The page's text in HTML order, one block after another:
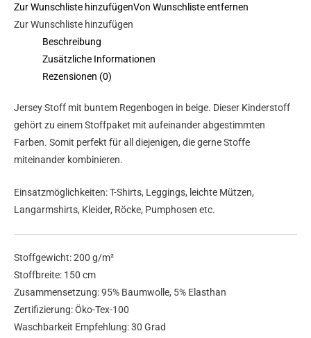
Zur Wunschliste hinzufügenVon Wunschliste entfernen
Zur Wunschliste hinzufügen
Beschreibung
Zusätzliche Informationen
Rezensionen (0)
Jersey Stoff mit buntem Regenbogen in beige. Dieser Kinderstoff
gehört zu einem Stoffpaket mit aufeinander abgestimmten
Farben. Somit perfekt für all diejenigen, die gerne Stoffe
miteinander kombinieren.
Einsatzmöglichkeiten: T-Shirts, Leggings, leichte Mützen,
Langarmshirts, Kleider, Röcke, Pumphosen etc.
Stoffgewicht: 200 g/m²
Stoffbreite: 150 cm
Zusammensetzung: 95% Baumwolle, 5% Elasthan
Zertifizierung: Öko-Tex-100
Waschbarkeit Empfehlung: 30 Grad